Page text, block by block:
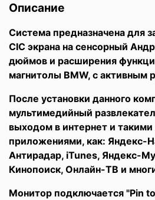
Описание
Система предназначена для
CIC экрана на сенсорный
дюймов и расширения
магнитолы BMW, с активным
После установки данного
мультимедийный
выходом в интернет и
приложениями, как: Яндекс-
Антирадар, iTunes, Яндекс-
Кинопоиск, Онлайн-ТВ и
Монитор подключается "Pin